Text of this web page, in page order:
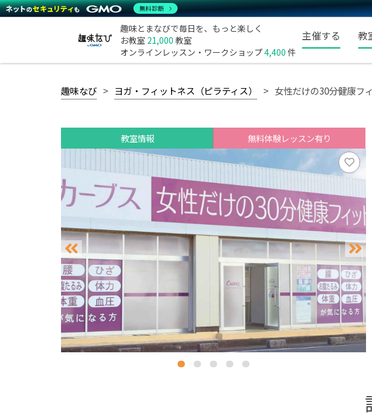
趣味とまなびで毎日を、もっと楽しく
お教室 21,000 教室
オンラインレッスン・ワークショップ4,400 件
主催する 教
趣味なび ヨガ・フィットネス（ピラティス） 女性だけの30分健康フ
教室情報 無料体験レッスン有り
無料診断